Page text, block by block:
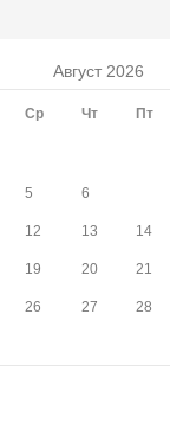
Август 2026
Ср Чт Пт
5 6
12 13 14
19 20 21
26 27 28